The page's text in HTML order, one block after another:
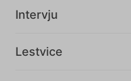
Intervju
Lestvice